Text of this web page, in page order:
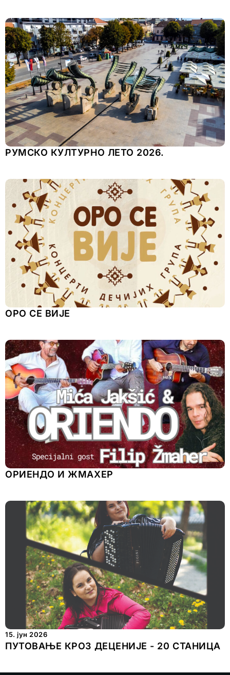
РУМСКО КУЛТУРНО ЛЕТО 2026.
ОРО СЕ ВИЈЕ
ОРИЕНДО И ЖМАХЕР
15. јун 2026
ПУТОВАЊЕ КРОЗ ДЕЦЕНИЈЕ - 20 СТАНИЦА